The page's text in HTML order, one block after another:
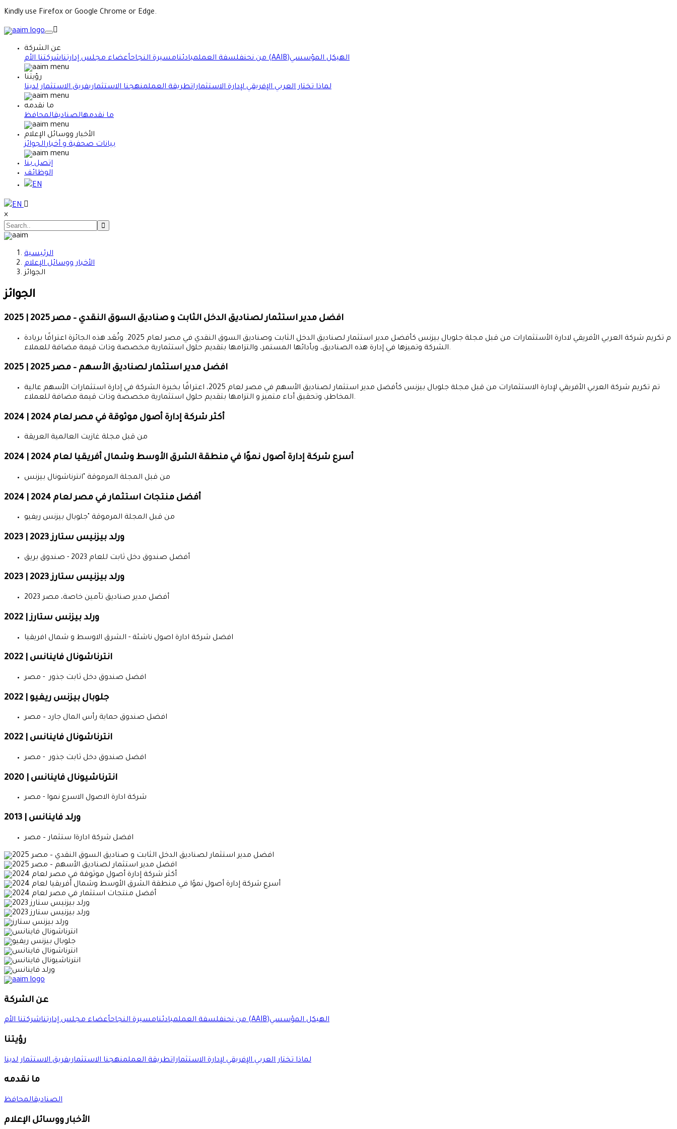
Kindly use Firefox or Google Chrome or Edge.
عن الشركة
من نحنفلسفة العملمبادئنامسيرة النجاحأعضاء مجلس إدارتنا شركتنا الأم (AAIB)الهيكل المؤسسي
رؤيتنا
لماذا تختار العربي الإفريقي لإدارة الاستثماراتطريقة العملمنهجنا الاستثماريفريق الاستثمار لدينا
ما نقدمه
ما نقدمهالصناديقالمحافظ
الأخبار ووسائل الإعلام
بيانات صحفية و أخبارالجوائز
إتصل بنا
الوظائف
EN
EN
×
الرئيسية
الأخبار ووسائل الإعلام
الجوائز
الجوائز
افضل مدير استثمار لصناديق الدخل الثابت و صناديق السوق النقدي – مصر 2025 | 2025
م تكريم شركة العربي الأفريقي لادارة الأستثمارات من قبل مجلة جلوبال بيزنس كأفضل مدير استثمار لصناديق الدخل الثابت وصناديق السوق النقدي في مصر لعام 2025. وتُعَد هذه الجائزة اعترافًا بريادة
الشركة وتميزها في إدارة هذه الصناديق، وبأدائها المستمر، والتزامها بتقديم حلول استثمارية مخصصة وذات قيمة مضافة للعملاء.
افضل مدير استثمار لصناديق الأسهم – مصر 2025 | 2025
تم تكريم شركة العربي الأفريقي لإدارة الاستثمارات من قبل مجلة جلوبال بيزنس كأفضل مدير استثمار لصناديق الأسهم في مصر لعام 2025، اعترافًا بخبرة الشركة في إدارة استثمارات الأسهم عالية
المخاطر، وتحقيق أداء متميز و التزامها بتقديم حلول استثمارية مخصصة وذات قيمة مضافة للعملاء.
أكثر شركة إدارة أصول موثوقة في مصر لعام 2024 | 2024
من قبل مجلة غازيت العالمية العريقة
أسرع شركة إدارة أصول نموًا في منطقة الشرق الأوسط وشمال أفريقيا لعام 2024 | 2024
من قبل المجلة المرموقة "انترناشونال بيزنس
أفضل منتجات استثمار في مصر لعام 2024 | 2024
من قبل المجلة المرموقة "جلوبال بيزنس ريفيو
ورلد بيزنيس ستارز 2023 | 2023
أفضل صندوق دخل ثابت للعام 2023 - صندوق بريق
ورلد بيزنيس ستارز 2023 | 2023
ورلد بيزنس ستارز | 2022
افضل شركة ادارة اصول ناشئة - الشرق الاوسط و شمال افريقيا
انترناشونال فاينانس | 2022
افضل صندوق دخل ثابت جذور - مصر
جلوبال بيزنس ريفيو | 2022
افضل صندوق حماية رأس المال جارد – مصر
انترناشونال فاينانس | 2022
افضل صندوق دخل ثابت جذور - مصر
انترناشيونال فاينانس | 2020
شركة ادارة الاصول الاسرع نموا - مصر
ورلد فاينانس | 2013
افضل شركة ادارةا ستثمار – مصر
عن الشركة
من نحنفلسفة العملمبادئنامسيرة النجاحأعضاء مجلس إدارتنا شركتنا الأم (AAIB)الهيكل المؤسسي
رؤيتنا
لماذا تختار العربي الإفريقي لإدارة الاستثماراتطريقة العملمنهجنا الاستثماريفريق الاستثمار لدينا
ما نقدمه
الصناديقالمحافظ
الأخبار ووسائل الإعلام